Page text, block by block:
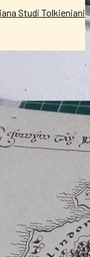
Studi Tolkieniani